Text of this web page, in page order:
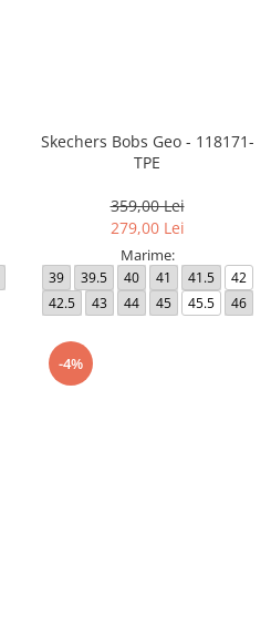
Skechers Bobs Geo - 118171-
TPE
359,00 Lei
279,00 Lei
Marime:
39 39.5 40 41 41.5
42
42.5
43 44 45 45.5 46
-4%